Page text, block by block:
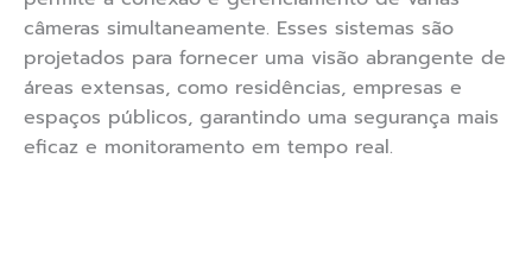
câmeras simultaneamente. Esses sistemas são
projetados para fornecer uma visão abrangente de
áreas extensas, como residências, empresas e
espaços públicos, garantindo uma segurança mais
eficaz e monitoramento em tempo real.